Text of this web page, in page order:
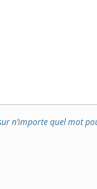
n’importe quel mot